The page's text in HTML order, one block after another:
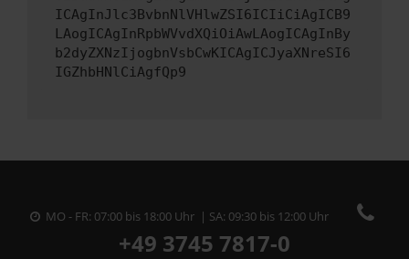
ICAgInJlc3BvbnNlVHlwZSI6ICIiCiAgICB9
LAogICAgInRpbWVvdXQiOiAwLAogICAgInBy
b2dyZXNzIjogbnVsbCwKICAgICJyaXNreSI6
IGZhbHNlCiAgfQp9
MO - FR: 07:00 bis 18:00 Uhr | SA: 09:30 bis 12:00 Uhr
+49 3745 7817-0